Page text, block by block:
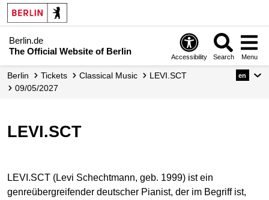
Berlin.de
The Official Website of Berlin
Accessibility Search Menu
Berlin Tickets Classical Music
LEVI.SCT
09/05/2027
en
LEVI.SCT
LEVI.SCT (Levi Schechtmann, geb. 1999) ist ein
genreübergreifender deutscher Pianist, der im Begriff ist,